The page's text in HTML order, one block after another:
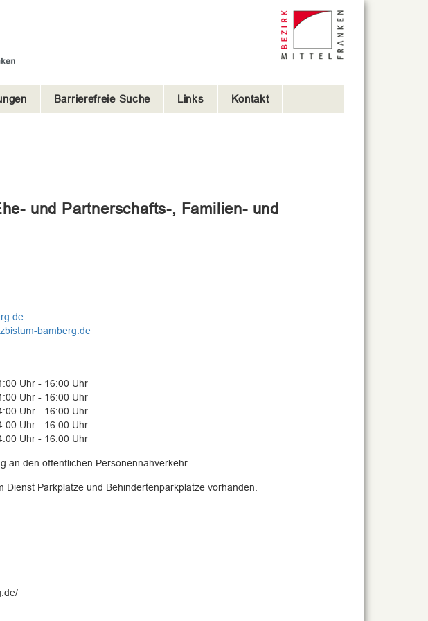
Barrierefreie Suche Links Kontakt
und Partnerschafts-, Familien- und
bamberg.de
Uhr - 16:00 Uhr
Uhr - 16:00 Uhr
Uhr - 16:00 Uhr
Uhr - 16:00 Uhr
Uhr - 16:00 Uhr
an den öffentlichen Personennahverkehr.
Parkplätze und Behindertenparkplätze vorhanden.